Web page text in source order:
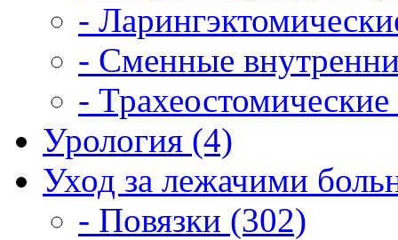
-
- Сменные
-
Урология (4)
Уход за лежачими
- Повязки (302)